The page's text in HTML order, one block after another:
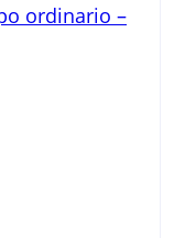
ordinario –